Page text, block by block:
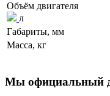
Объём двигателя
л
Габариты, мм
Масса, кг
Мы официальный